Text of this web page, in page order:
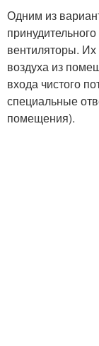
Одним из
вентиляторы. Их
воздуха из
входа чистого
специальные
помещения).